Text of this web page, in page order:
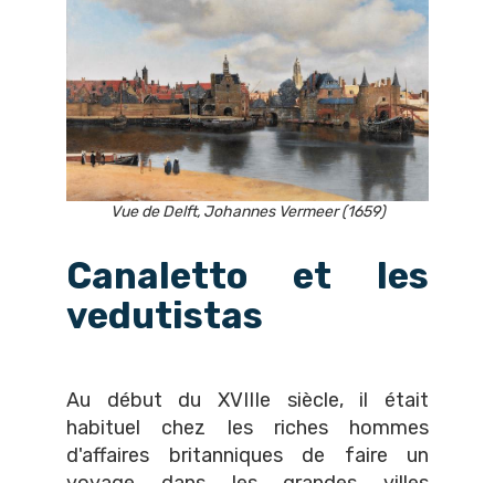
Vue de Delft, Johannes Vermeer (1659)
Canaletto et les
vedutistas
Au début du XVIIIe siècle, il était
habituel chez les riches hommes
d'affaires britanniques de faire un